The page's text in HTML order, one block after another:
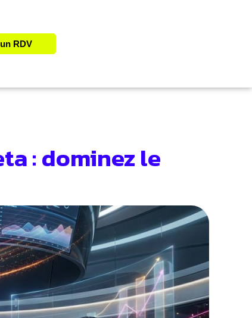
RDV
: dominez le